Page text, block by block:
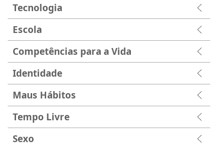
Tecnologia
Escola
Competências para a Vida
Identidade
Maus Hábitos
Tempo Livre
Sexo